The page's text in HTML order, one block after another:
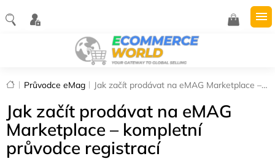
na
obsah
NÁKUPNÍ
Domů
Průvodce eMag Jak začít prodávat na eMAG Marketplace – kompletní průvodce registrací
Jak začít prodávat na eMAG
Marketplace – kompletní
průvodce registrací